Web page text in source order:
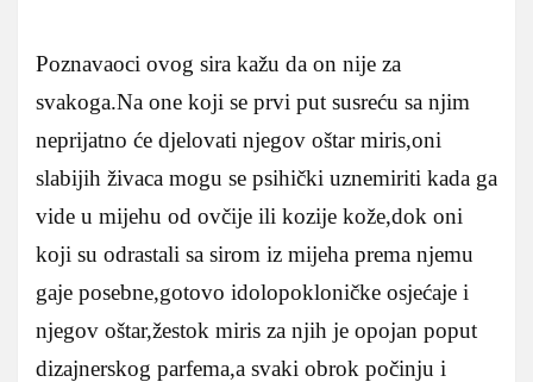
Poznavaoci ovog sira kažu da on nije za
svakoga.Na one koji se prvi put susreću sa njim
neprijatno će djelovati njegov oštar miris,oni
slabijih živaca mogu se psihički uznemiriti kada ga
vide u mijehu od ovčije ili kozije kože,dok oni
koji su odrastali sa sirom iz mijeha prema njemu
gaje posebne,gotovo idolopokloničke osjećaje i
njegov oštar,žestok miris za njih je opojan poput
dizajnerskog parfema,a svaki obrok počinju i